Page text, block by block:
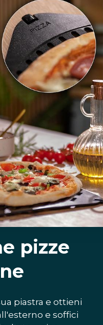
pizze
piastra e ottieni
e soffici